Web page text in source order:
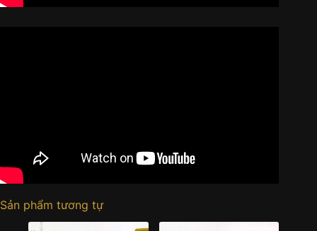
Sản phẩm tương tự